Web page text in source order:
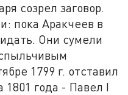
созрел заговор.
пока Аракчеев в
Они сумели
1799 г. отставил
1801 года - Павел I